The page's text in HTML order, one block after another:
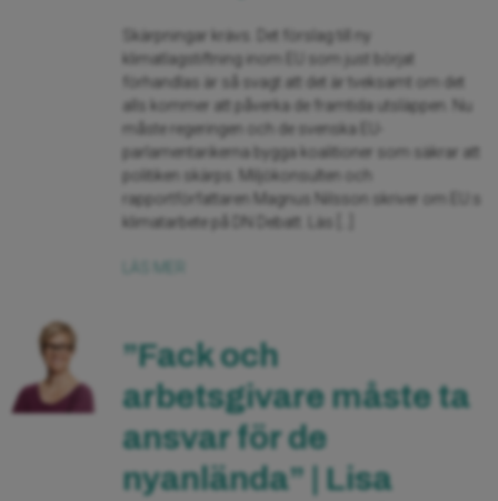
Skärpningar krävs. Det förslag till ny
klimatlagstiftning inom EU som just börjat
förhandlas är så svagt att det är tveksamt om det
alls kommer att påverka de framtida utsläppen. Nu
måste regeringen och de svenska EU-
parlamentarikerna bygga koalitioner som säkrar att
politiken skärps. Miljökonsulten och
rapportförfattaren Magnus Nilsson skriver om EU:s
klimatarbete på DN Debatt. Läs […]
” Fack och
arbetsgivare måste ta
ansvar för de
nyanlända” | Lisa